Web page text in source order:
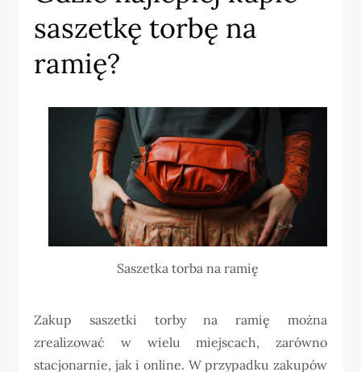
saszetkę torbę na
ramię?
Saszetka torba na ramię
Zakup saszetki torby na ramię można
zrealizować w wielu miejscach, zarówno
stacjonarnie, jak i online. W przypadku zakupów